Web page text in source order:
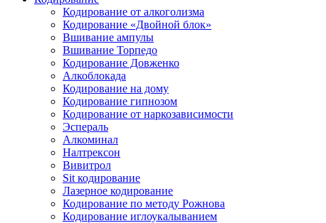
Кодирование от алкоголизма
Кодирование «Двойной блок»
Вшивание ампулы
Вшивание Торпедо
Кодирование Довженко
Алкоблокада
Кодирование на дому
Кодирование гипнозом
Кодирование от наркозависимости
Эспераль
Алкоминал
Налтрексон
Вивитрол
Sit кодирование
Лазерное кодирование
Кодирование по методу Рожнова
Кодирование иглоукалыванием